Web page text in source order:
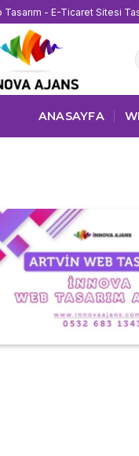
Tasarım - E-Ticaret Sitesi
ANASAYFA